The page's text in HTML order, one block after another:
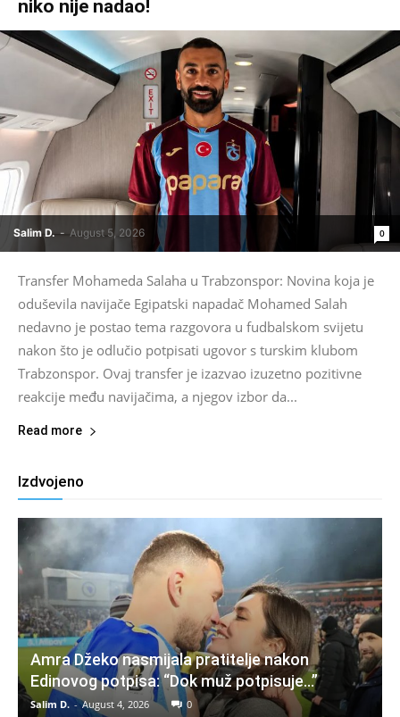
niko nije nadao!
Salim D. - August 5, 2026 0
Transfer Mohameda Salaha u Trabzonspor: Novina koja je
oduševila navijače Egipatski napadač Mohamed Salah
nedavno je postao tema razgovora u fudbalskom svijetu
nakon što je odlučio potpisati ugovor s turskim klubom
Trabzonspor. Ovaj transfer je izazvao izuzetno pozitivne
reakcije među navijačima, a njegov izbor da...
Read more
Izdvojeno
Amra Džeko nasmijala pratitelje nakon
Edinovog potpisa: “Dok muž potpisuje…”
Salim D. - August 4, 2026 0